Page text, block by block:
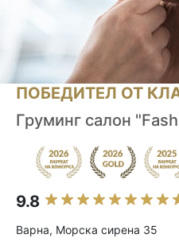
ПОБЕДИТЕЛ ОТ
Груминг салон
9.8
Варна, Морска сирена 35